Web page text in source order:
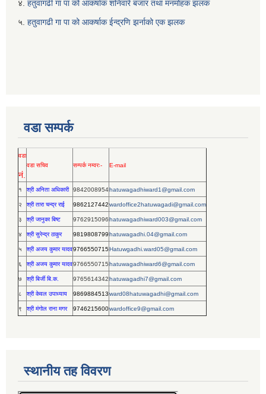
४. हतुवागढी गा‌ पा को आकर्षाक शनिवारे बजार तथा मनमोहक झलक
५. हतुवागढी गा‌ पा को आकर्षाक ईन्द्रणि झर्नाको एक झलक
वडा सम्पर्क
वडा
नं.
वडा सचिव सम्पर्क नम्वरः- E-mail
१ श्री अनिता अधिकारी 9842008954hatuwagadhiward1@gmail.com
२ श्री तारा चन्द्र राई 9862127442wardoffice2hatuwagadi@gmail.com
३ श्री जानुका बिष्ट 9762915096hatuwagadhiward003@gmail.com
४ श्री सुरेन्द्र ठाकुर 9819808799hatuwagadhi.04@gmail.com
५ श्री अजय कुमार यादव9766550715Hatuwgadhi.ward05@gmail.com
६ श्री अजय कुमार यादव9766550715hatuwagadhiward6@gmail.com
७ श्री बिर्जी बि.क. 9765614342hatuwagadhi7@gmail.com
८ श्री केवल उपाध्याय 9869884513ward08hatuwagadhi@gmail.com
९ श्री मंगोल राना मगर 9746215600wardoffice9@gmail.com
स्थानीय तह विवरण